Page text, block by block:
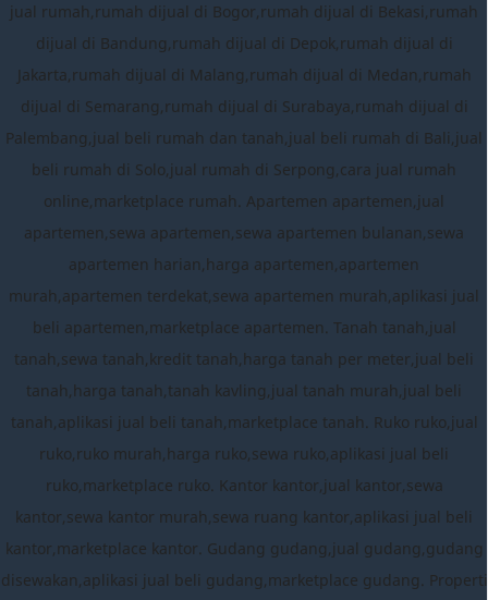
jual rumah,rumah dijual di Bogor,rumah dijual di Bekasi,rumah
dijual di Bandung,rumah dijual di Depok,rumah dijual di
Jakarta,rumah dijual di Malang,rumah dijual di Medan,rumah
dijual di Semarang,rumah dijual di Surabaya,rumah dijual di
Palembang,jual beli rumah dan tanah,jual beli rumah di Bali,jual
beli rumah di Solo,jual rumah di Serpong,cara jual rumah
online,marketplace rumah. Apartemen apartemen,jual
apartemen,sewa apartemen,sewa apartemen bulanan,sewa
apartemen harian,harga apartemen,apartemen
murah,apartemen terdekat,sewa apartemen murah,aplikasi jual
beli apartemen,marketplace apartemen. Tanah tanah,jual
tanah,sewa tanah,kredit tanah,harga tanah per meter,jual beli
tanah,harga tanah,tanah kavling,jual tanah murah,jual beli
tanah,aplikasi jual beli tanah,marketplace tanah. Ruko ruko,jual
ruko,ruko murah,harga ruko,sewa ruko,aplikasi jual beli
ruko,marketplace ruko. Kantor kantor,jual kantor,sewa
kantor,sewa kantor murah,sewa ruang kantor,aplikasi jual beli
kantor,marketplace kantor. Gudang gudang,jual gudang,gudang
disewakan,aplikasi jual beli gudang,marketplace gudang. Properti